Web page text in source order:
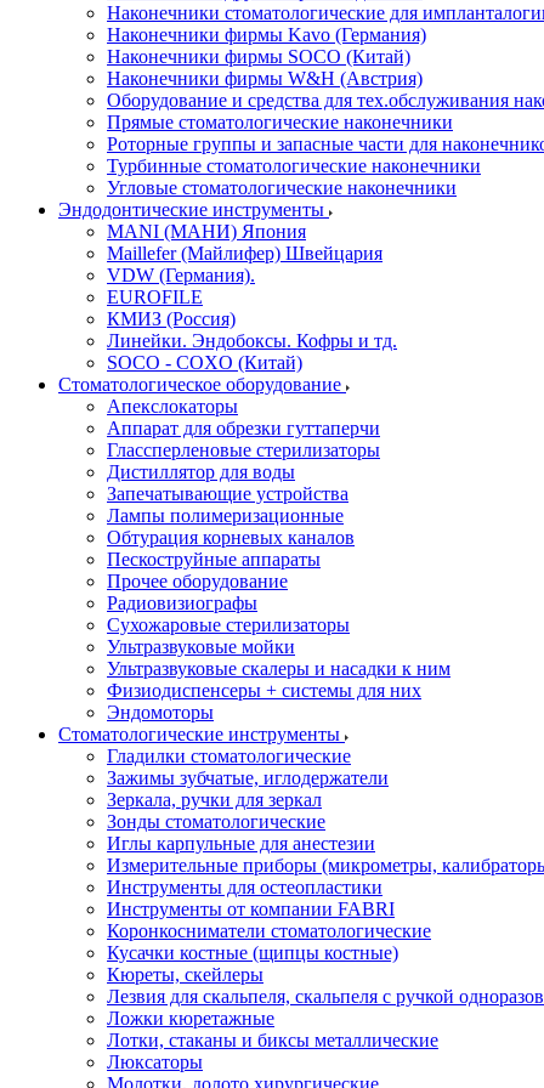
Наконечники стоматологические для
Наконечники фирмы Kavo (Германия)
Наконечники фирмы SOCO (Китай)
Наконечники фирмы W&H (Австрия)
Оборудование и средства для тех.обслуживания
Прямые стоматологические наконечники
Роторные группы и запасные части для
Турбинные стоматологические наконечники
Угловые стоматологические наконечники
Эндодонтические инструменты
MANI (МАНИ) Япония
Maillefer (Майлифер) Швейцария
VDW (Германия).
EUROFILE
КМИЗ (Россия)
Линейки. Эндобоксы. Кофры и тд.
SOCO - COXO (Китай)
Стоматологическое оборудование
Апекслокаторы
Аппарат для обрезки гуттаперчи
Глассперленовые стерилизаторы
Дистиллятор для воды
Запечатывающие устройства
Лампы полимеризационные
Обтурация корневых каналов
Пескоструйные аппараты
Прочее оборудование
Радиовизиографы
Сухожаровые стерилизаторы
Ультразвуковые мойки
Ультразвуковые скалеры и насадки к ним
Физиодиспенсеры + системы для них
Эндомоторы
Стоматологические инструменты
Гладилки стоматологические
Зажимы зубчатые, иглодержатели
Зеркала, ручки для зеркал
Зонды стоматологические
Иглы карпульные для анестезии
Измерительные приборы (микрометры,
Инструменты для остеопластики
Инструменты от компании FABRI
Коронкосниматели стоматологические
Кусачки костные (щипцы костные)
Кюреты, скейлеры
Лезвия для скальпеля, скальпеля с ручкой
Ложки кюретажные
Лотки, стаканы и биксы металлические
Люксаторы